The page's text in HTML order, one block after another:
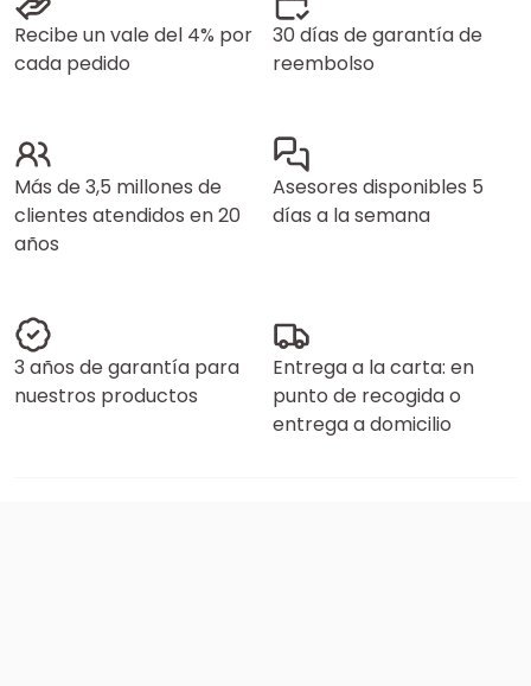
Recibe un vale del 4% por
cada pedido
30 días de garantía de
reembolso
Más de 3,5 millones de
clientes atendidos en 20
años
Asesores disponibles 5
días a la semana
3 años de garantía para
nuestros productos
Entrega a la carta: en
punto de recogida o
entrega a domicilio